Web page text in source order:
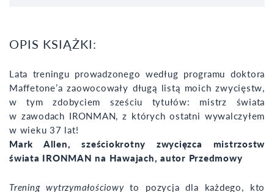
OPIS KSIĄŻKI:
Lata treningu prowadzonego według programu doktora
Maffetone’a zaowocowały długą listą moich zwycięstw,
w tym zdobyciem sześciu tytułów: mistrz świata
w zawodach IRONMAN, z których ostatni wywalczyłem
w wieku 37 lat!
Mark Allen, sześciokrotny zwycięzca mistrzostw
świata IRONMAN na Hawajach, autor Przedmowy
Trening wytrzymałościowyto pozycja dla każdego, kto